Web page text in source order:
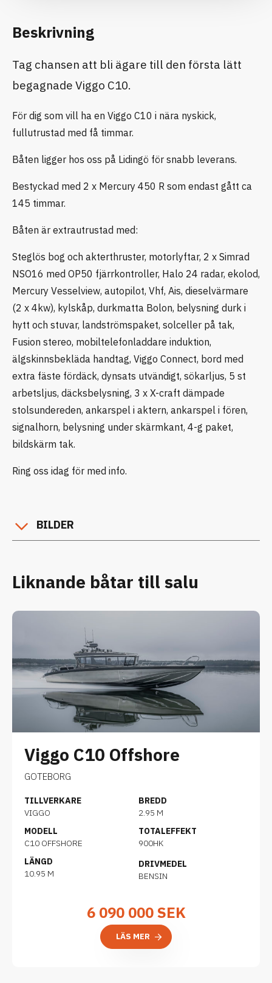
Beskrivning
Tag chansen att bli ägare till den första lätt
begagnade Viggo C10.
För dig som vill ha en Viggo C10 i nära nyskick,
fullutrustad med få timmar.
Båten ligger hos oss på Lidingö för snabb leverans.
Bestyckad med 2 x Mercury 450 R som endast gått ca
145 timmar.
Båten är extrautrustad med:
Steglös bog och akterthruster, motorlyftar, 2 x Simrad
NSO16 med OP50 fjärrkontroller, Halo 24 radar, ekolod,
Mercury Vesselview, autopilot, Vhf, Ais, dieselvärmare
(2 x 4kw), kylskåp, durkmatta Bolon, belysning durk i
hytt och stuvar, landströmspaket, solceller på tak,
Fusion stereo, mobiltelefonladdare induktion,
älgskinnsbekläda handtag, Viggo Connect, bord med
extra fäste fördäck, dynsats utvändigt, sökarljus, 5 st
arbetsljus, däcksbelysning, 3 x X-craft dämpade
stolsundereden, ankarspel i aktern, ankarspel i fören,
signalhorn, belysning under skärmkant, 4-g paket,
bildskärm tak.
Ring oss idag för med info.
BILDER
Liknande båtar till salu
Viggo C10 Offshore
GOTEBORG
TILLVERKARE
VIGGO
MODELL
C10 OFFSHORE
LÄNGD
10.95 M
BREDD
2.95 M
TOTALEFFEKT
900HK
DRIVMEDEL
BENSIN
6 090 000SEK
LÄS MER